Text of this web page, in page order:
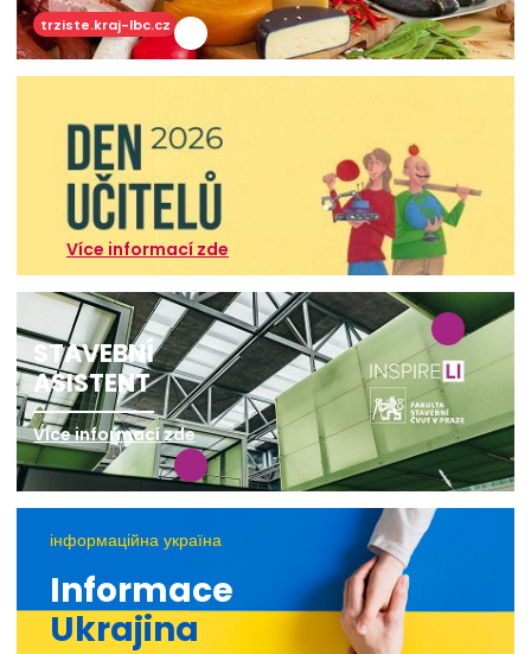
trziste.kraj-lbc.cz
Více informací zde
STAVEBNÍ
ASISTENT
Více informací zde
інформаційна україна
Informace
Ukrajina